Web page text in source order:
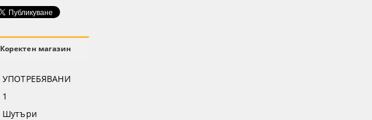
Коректен магазин
УПОТРЕБЯВАНИ
1
Шутъри